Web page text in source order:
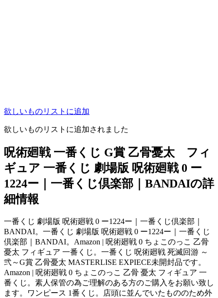
欲しいものリストに追加
欲しいものリストに追加されました
呪術廻戦 一番くじ G賞 乙骨憂太 フィ
ギュア 一番くじ 劇場版 呪術廻戦 0 ー
1224ー｜一番くじ倶楽部｜BANDAIの詳
細情報
一番くじ 劇場版 呪術廻戦 0 ー1224ー｜一番くじ倶楽部｜
BANDAI。一番くじ 劇場版 呪術廻戦 0 ー1224ー｜一番くじ
倶楽部｜BANDAI。Amazon | 呪術廻戦 0 ちょこのっこ 乙骨
憂太 フィギュア 一番くじ。一番くじ 呪術廻戦 死滅回游 ～
弐～G賞 乙骨憂太 MASTERLISE EXPIECE未開封品です。
Amazon | 呪術廻戦 0 ちょこのっこ 乙骨 憂太 フィギュア 一
番くじ。素人保管の為ご理解のある方のご購入をお願い致し
ます。ワンピース 1番くじ。店頭に並んでいたもののため外